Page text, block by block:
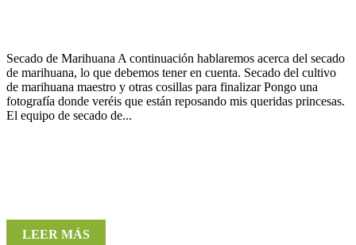
Secado de Marihuana A continuación hablaremos acerca del secado
de marihuana, lo que debemos tener en cuenta. Secado del cultivo
de marihuana maestro y otras cosillas para finalizar Pongo una
fotografía donde veréis que están reposando mis queridas princesas.
El equipo de secado de...
LEER MÁS